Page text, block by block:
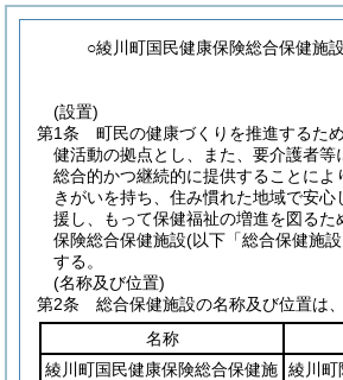
○綾川町国民健康保険総合保健施
(設置)
第1条
町民の健康づくりを推進するた
健活動の拠点とし、また、要介護者等
総合的かつ継続的に提供することによ
きがいを持ち、住み慣れた地域で安心
援し、もって保健福祉の増進を図るた
保険総合保健施設(以下「総合保健施
する。
(名称及び位置)
第2条
総合保健施設の名称及び位置は
名称
綾川町国民健康保険総合保健施 綾川町